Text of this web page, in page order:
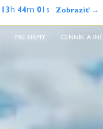
13 h 43m 57 s
PRE FIRMY CENNÍK A INÉ